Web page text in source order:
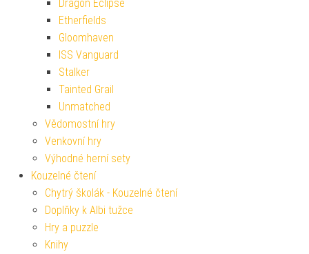
Dragon Eclipse
Etherfields
Gloomhaven
ISS Vanguard
Stalker
Tainted Grail
Unmatched
Vědomostní hry
Venkovní hry
Výhodné herní sety
Kouzelné čtení
Chytrý školák - Kouzelné čtení
Doplňky k Albi tužce
Hry a puzzle
Knihy